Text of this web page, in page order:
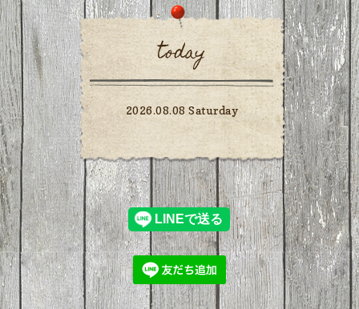
today
2026.08.08 Saturday